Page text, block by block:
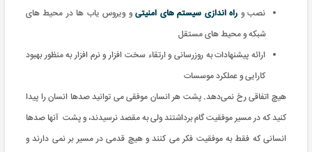
نصب و راه اندازی سیستم های امنیتیو ویروس یاب ها در محیط های
شبکه و محیط های مستقل
ارائه پیشنهادات به روزرسانی و ارتقاء سخت افزار و نرم افزار به منظور بهبود
کارایی و عملکرد موسسات
هیچ اتفاقی رخ نمی‌دهد. پشت هر انسان موفقی می توانید صدها انسان را پیدا
کنید که در مسیر موفقیت گام برداشتند ولی به مقصد نرسیدند، و پشت آنها صدها
انسانی که فقط به موفقیت فکر می کنند و هیچ قدمی در مسیر بر نمی دارند و